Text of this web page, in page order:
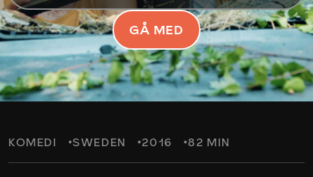
GÅ MED
KOMEDI SWEDEN 2016 82 MIN